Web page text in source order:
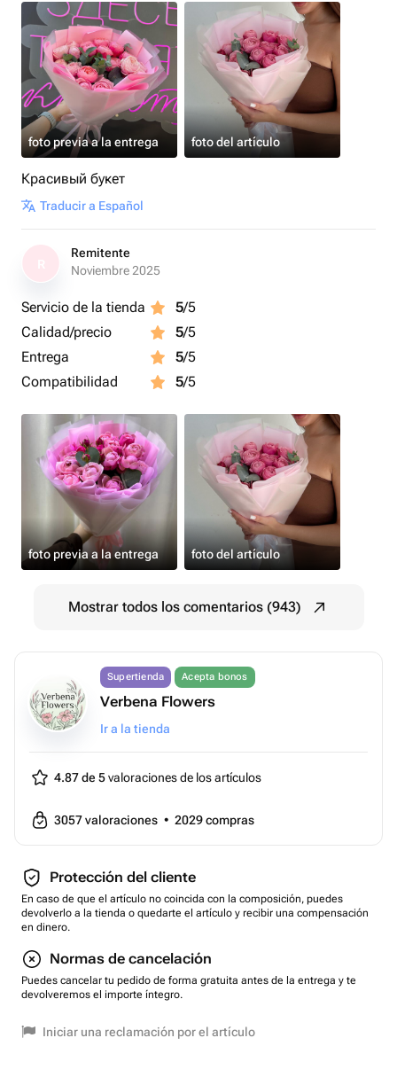
foto previa a la entrega foto del artículo
Красивый букет
Traducir a Español
Remitente
Noviembre 2025
Servicio de la tienda 5/5
Calidad/precio
5/5
Entrega
5/5
Compatibilidad
5/5
foto previa a la entrega foto del artículo
Mostrar todos los comentarios (943)
Supertienda Acepta bonos
Verbena Flowers
Ir a la tienda
4.87 de 5valoraciones de los artículos
3057valoraciones • 2029compras
Protección del cliente
En caso de que el artículo no coincida con la composición, puedes
devolverlo a la tienda o quedarte el artículo y recibir una compensación
en dinero.
Normas de cancelación
Puedes cancelar tu pedido de forma gratuita antes de la entrega y te
devolveremos el importe íntegro.
Iniciar una reclamación por el artículo